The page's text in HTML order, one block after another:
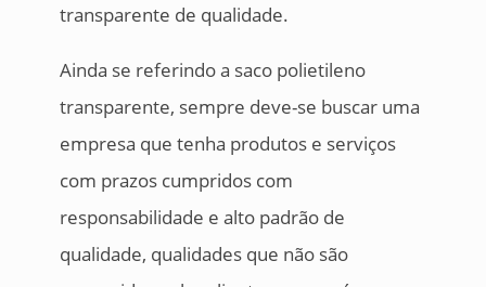
transparente de qualidade.
Ainda se referindo a saco polietileno
transparente, sempre deve-se buscar uma
empresa que tenha produtos e serviços
com prazos cumpridos com
responsabilidade e alto padrão de
qualidade, qualidades que não são